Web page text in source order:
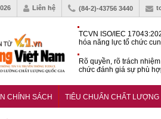
Liên hệ (84-2)-43756 3440
TCVN ISO/IEC
hóa năng lực tổ chức
Rõ quyền, rõ trách
chức đánh giá sự phù
Công cụ định hướng
CHÍNH SÁCH TIÊU CHUẨN CHẤT LƯỢNG